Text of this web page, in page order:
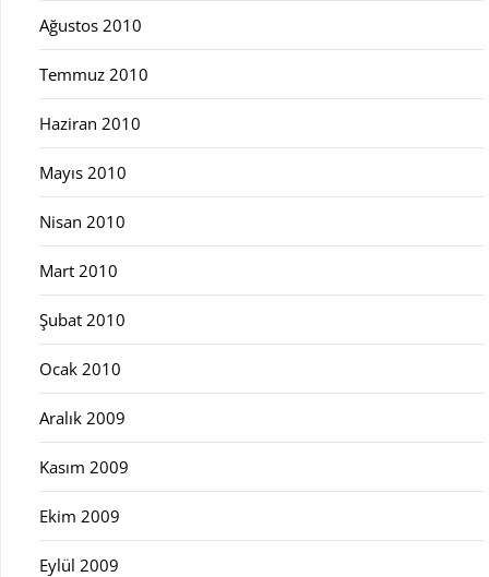
Ağustos 2010
Temmuz 2010
Haziran 2010
Mayıs 2010
Nisan 2010
Mart 2010
Şubat 2010
Ocak 2010
Aralık 2009
Kasım 2009
Ekim 2009
Eylül 2009